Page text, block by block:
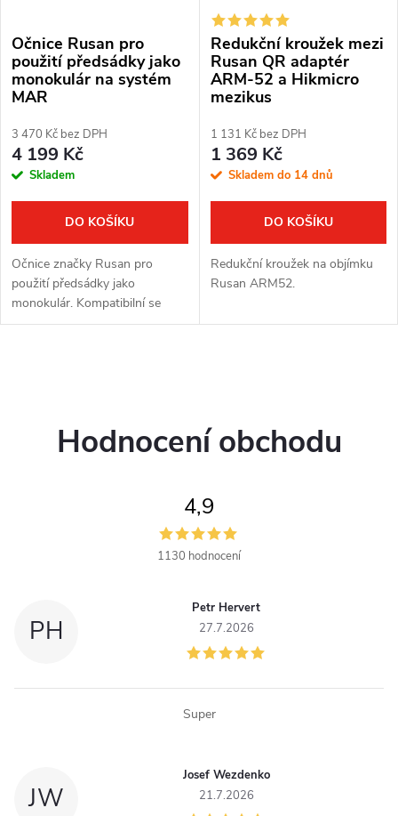
Očnice Rusan pro
použití předsádky jako
monokulár na systém
MAR
3 470 Kč bez DPH
4 199 Kč
Skladem
DO KOŠÍKU
Očnice značky Rusan pro
použití předsádky jako
monokulár. Kompatibilní se
systémem objímek Rusan
Redukční kroužek mezi
Rusan QR adaptér
ARM-52 a Hikmicro
mezikus
1 131 Kč bez DPH
1 369 Kč
Skladem do 14 dnů
DO KOŠÍKU
Redukční kroužek na objímku
Rusan ARM52.
r
Hodnocení obchodu
4,9
1130 hodnocení
PH
Petr Hervert
27.7.2026
Super
JW
Josef Wezdenko
21.7.2026